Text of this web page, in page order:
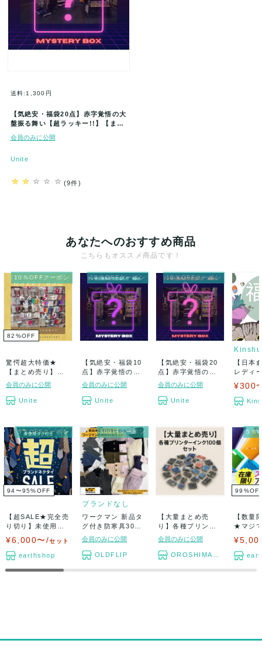
送料:1,300円
【気絶安・福袋20点】赤字覚悟の大
盤振る舞い【超ラッキー!!】【まと
会員のみに公開
Unite
(9件)
あなたへのおすすめ商品
こちらもオススメ商品です！
10％OFFクーポン
82 %OFF
驚愕超大特価★
【まとめ売り】
【即納・国内在
庫】新品...
会員のみに公開
Unite
10％OFFクーポン
【気絶安・福袋10
点】赤字覚悟の大
盤振る舞い【超
ラ...
会員のみに公開
Unite
10％OFFクーポン
【気絶安・福袋20
点】赤字覚悟の大
盤振る舞い【超
ラ...
会員のみに公開
Unite
【日本
レディース
¥300
5％OFFクーポン
94〜95%OFF
【超SALE★完全売
り切り】未使用タ
¥6,000〜/セット
earthshop
500円クーポン
ブランドなし
ワークマン 新品タ
グ付き防寒具30〜9
0点アソート...
会員のみに公開
OLDFLIP
【大量まとめ売
り】各種プリンタ
ーインク100個セ
ッ...
会員のみに公開
OROSHIMARU
5％
99 %
【数量
★マジ
★...